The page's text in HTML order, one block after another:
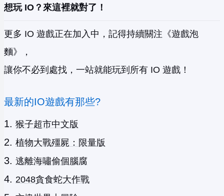
想玩 IO？來這裡就對了！
更多 IO 遊戲正在加入中，記得持續關注《遊戲泡
麵》，
讓你不必到處找，一站就能玩到所有 IO 遊戲！
最新的IO遊戲有那些?
猴子超市中文版
植物大戰殭屍：限量版
逃離海嘯偷個腦腐
2048貪食蛇大作戰